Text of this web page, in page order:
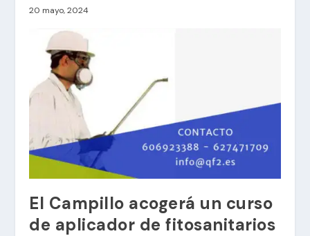
20 mayo, 2024
El Campillo acogerá un curso
de aplicador de fitosanitarios